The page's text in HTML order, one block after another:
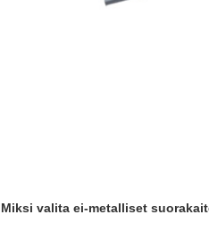
Miksi valita ei-metalliset